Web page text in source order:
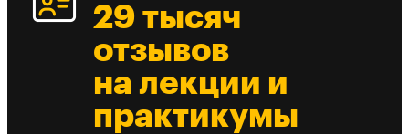
29 тысяч
отзывов
на лекции и
практикумы